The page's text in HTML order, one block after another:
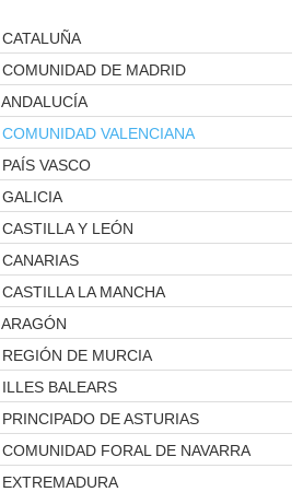
CATALUÑA
COMUNIDAD DE MADRID
ANDALUCÍA
COMUNIDAD VALENCIANA
PAÍS VASCO
GALICIA
CASTILLA Y LEÓN
CANARIAS
CASTILLA LA MANCHA
ARAGÓN
REGIÓN DE MURCIA
ILLES BALEARS
PRINCIPADO DE ASTURIAS
COMUNIDAD FORAL DE NAVARRA
EXTREMADURA